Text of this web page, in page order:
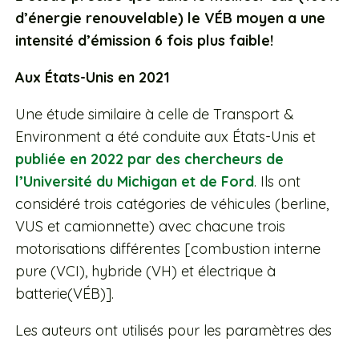
d’énergie renouvelable) le VÉB moyen a une
intensité d’émission 6 fois plus faible!
Aux États-Unis en 2021
Une étude similaire à celle de Transport &
Environment a été conduite aux États-Unis et
publiée en 2022 par des chercheurs de
l’Université du Michigan et de Ford. Ils ont
considéré trois catégories de véhicules (berline,
VUS et camionnette) avec chacune trois
motorisations différentes [combustion interne
pure (VCI), hybride (VH) et électrique à
batterie(VÉB)].
Les auteurs ont utilisés pour les paramètres des